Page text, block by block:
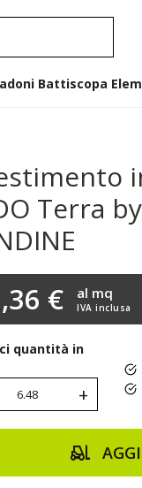
Gradoni
Terra
€ IVA inclusa
al mq
quantità in
+